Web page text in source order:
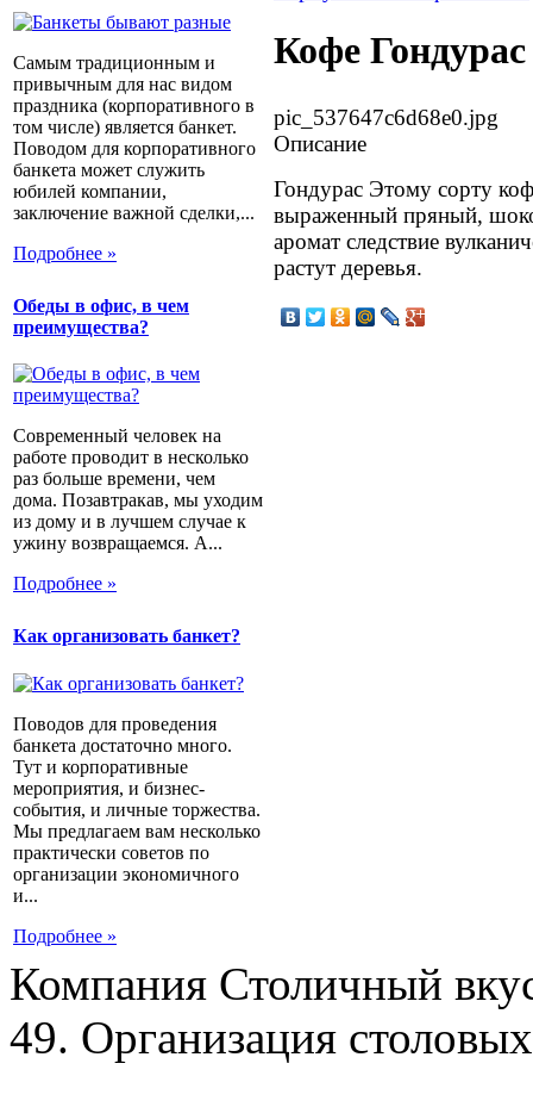
Самым традиционным и
привычным для нас видом
праздника (корпоративного в
том числе) является банкет.
Поводом для корпоративного
банкета может служить
юбилей компании,
заключение важной сделки,...
Подробнее »
Обеды в офис, в чем
преимущества?
Современный человек на
работе проводит в несколько
раз больше времени, чем
дома. Позавтракав, мы уходим
из дому и в лучшем случае к
ужину возвращаемся. А...
Подробнее »
Как организовать банкет?
Поводов для проведения
банкета достаточно много.
Тут и корпоративные
мероприятия, и бизнес-
события, и личные торжества.
Мы предлагаем вам несколько
практически советов по
организации экономичного
и...
Подробнее »
Кофе Гондурас
pic_537647c6d68e0.jpg
Описание
Гондурас Этому сорту
выраженный пряный,
аромат следствие
растут деревья.
Компания Столичный
49. Организация